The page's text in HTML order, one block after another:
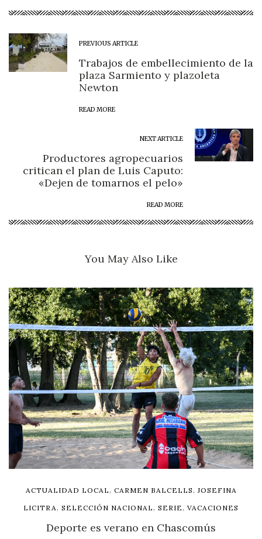
PREVIOUS ARTICLE
Trabajos de embellecimiento de la
plaza Sarmiento y plazoleta
Newton
READ MORE
NEXT ARTICLE
Productores agropecuarios
critican el plan de Luis Caputo:
«Dejen de tomarnos el pelo»
READ MORE
You May Also Like
ACTUALIDAD LOCAL , CARMEN BALCELLS ,JOSEFINA
LICITRA, SELECCIÓN NACIONAL , SERIE , VACACIONES
Deporte es verano en Chascomús